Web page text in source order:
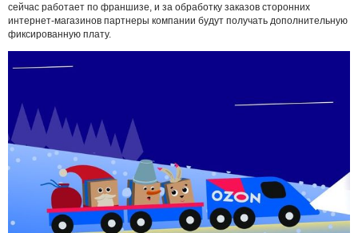
сейчас работает по франшизе, и за обработку заказов сторонних
интернет-магазинов партнеры компании будут получать дополнительную
фиксированную плату.